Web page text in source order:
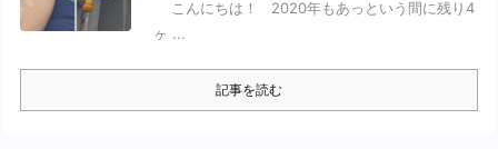
こんにちは！ 2020年もあっという間に残り4
ヶ ...
記事を読む